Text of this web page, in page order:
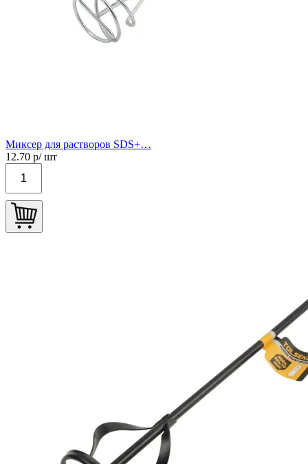
Миксер для растворов SDS+…
12.70 р/ шт